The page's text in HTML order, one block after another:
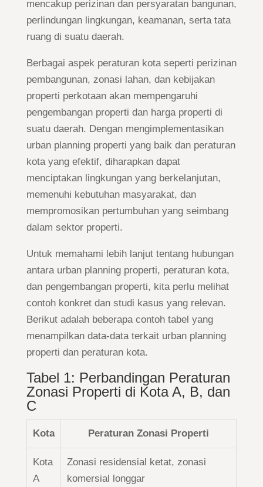
mencakup perizinan dan persyaratan bangunan,
perlindungan lingkungan, keamanan, serta tata
ruang di suatu daerah.
Berbagai aspek peraturan kota seperti perizinan
pembangunan, zonasi lahan, dan kebijakan
properti perkotaan akan mempengaruhi
pengembangan properti dan harga properti di
suatu daerah. Dengan mengimplementasikan
urban planning properti yang baik dan peraturan
kota yang efektif, diharapkan dapat
menciptakan lingkungan yang berkelanjutan,
memenuhi kebutuhan masyarakat, dan
mempromosikan pertumbuhan yang seimbang
dalam sektor properti.
Untuk memahami lebih lanjut tentang hubungan
antara urban planning properti, peraturan kota,
dan pengembangan properti, kita perlu melihat
contoh konkret dan studi kasus yang relevan.
Berikut adalah beberapa contoh tabel yang
menampilkan data-data terkait urban planning
properti dan peraturan kota.
Tabel 1: Perbandingan Peraturan
Zonasi Properti di Kota A, B, dan
C
Kota Peraturan Zonasi Properti
Kota
A
Zonasi residensial ketat, zonasi
komersial longgar